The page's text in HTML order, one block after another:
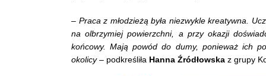
– Praca z młodzieżą była niezwykle kreatywna.
na olbrzymiej powierzchni, a przy okazji
końcowy. Mają powód do dumy, ponieważ ich
okolicy– podkreśliła Hanna Źródłowska z grupy